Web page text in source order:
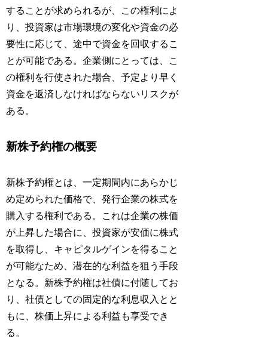
することが求められるが、この権利によ
り、投資家は市場環境の変化や資金の必
要性に応じて、途中で資金を回収するこ
とが可能である。企業側にとっては、こ
の権利を行使された場合、予定より早く
資金を返済しなければならないリスクが
ある。
新株予約権の概要
新株予約権とは、一定期間内にあらかじ
め定められた価格で、発行企業の株式を
購入する権利である。これは企業の株価
が上昇した場合に、投資家が安価に株式
を取得し、キャピタルゲインを得ること
が可能なため、潜在的な利益を狙う手段
となる。新株予約権は社債に付随してお
り、社債としての固定的な利息収入とと
もに、株価上昇による利益も享受でき
る。